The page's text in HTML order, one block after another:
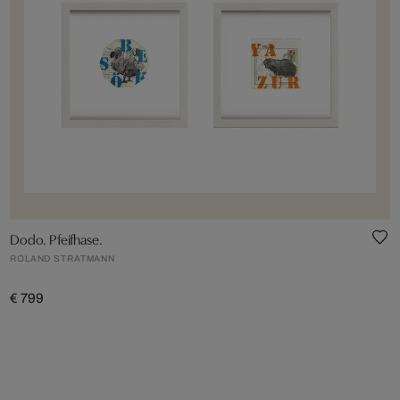
Dodo. Pfeifhase.
ROLAND STRATMANN
€ 799